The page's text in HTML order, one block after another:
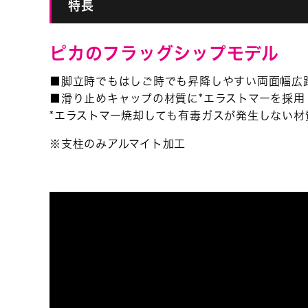
特長
ピカのフラッグシップモデル
■脚立時でもはしご時でも昇降しやすい両面幅
■滑り止めキャップの材質に*エラストマーを採用
*エラストマー焼却しても有毒ガスが発生しない材
※支柱のみアルマイト加工